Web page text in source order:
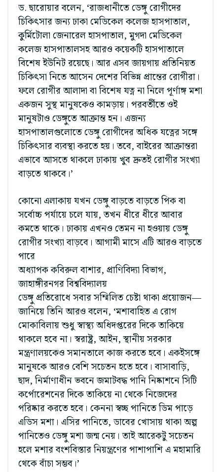
ড. ছারোয়ার বলেন, ‘রাজধানীতে ডেঙ্গু রোগীদের
চিকিৎসার জন্য ঢাকা মেডিকেল কলেজ হাসপাতাল,
কুর্মিটোলা জেনারেল হাসপাতাল, মুগদা মেডিকেল
কলেজ হাসপাতালসহ আরও কয়েকটি হাসপাতালে
বিশেষ ইউনিট রয়েছে। আর এসব জায়গায় প্রতিনিয়ত
চিকিৎসা নিতে আসেন দেশের বিভিন্ন প্রান্তের রোগীরা।
ফলে রোগীর আলাদা বা বিশেষ যত্ন না নিলে পূর্ণাঙ্গ মশা
একজন সুস্থ মানুষকেও কামড়ায়। পরবর্তীতে ওই
মানুষটাও ডেঙ্গুতে আক্রান্ত হন। এজন্য
হাসপাতালগুলোতে ডেঙ্গু রোগীদের অধিক যত্নের সঙ্গে
চিকিৎসার ব্যবস্থা করতে হয়। তবে, বাইরের আক্রান্তরা
এভাবে আসতে থাকলে ঢাকায় খুব দ্রুতই রোগীর সংখ্যা
বাড়তে থাকবে।’
কোনো এলাকায় যখন ডেঙ্গু বাড়তে বাড়তে পিক বা
সর্বোচ্চ পর্যায়ে চলে যায়, তখন ধীরে ধীরে আবার
কমতে থাকে। ঢাকায় এখনও তেমন না হওয়ায় ডেঙ্গু
রোগীর সংখ্যা বাড়বে। আগামী মাসে এটি আরও বাড়তে
পারে
অধ্যাপক কবিরুল বাশার, প্রাণিবিদ্যা বিভাগ,
জাহাঙ্গীরনগর বিশ্ববিদ্যালয়
ডেঙ্গু প্রতিরোধে সবার সম্মিলিত চেষ্টা থাকা প্রয়োজন—
জানিয়ে তিনি আরও বলেন, ‘মশাবাহিত এ রোগ
মোকাবিলায় শুধু স্বাস্থ্য অধিদপ্তরের দিকে তাকিয়ে
থাকলে হবে না। স্বরাষ্ট্র, আইন, স্থানীয় সরকার
মন্ত্রণালয়কেও সমানতালে কাজ করতে হবে। একইসঙ্গে
মানুষকে আরও বেশি সচেতন হতে হবে। বাসাবাড়ি,
ছাদ, নির্মাণাধীন ভবনে জমাটবদ্ধ পানি নিষ্কাশনে সিটি
কর্পোরেশনের দিকে তাকিয়ে না থেকে নিজেদের
পরিষ্কার করতে হবে। কেননা স্বচ্ছ পানিতে ডিম পাড়ে
এডিস মশা। এসির পানিতে, ডাবের খোসায় থাকা অল্প
পানিতেও ডেঙ্গু মশা জন্ম নেয়। তাই আরেকটু সচেতন
হলে মশার বংশবিস্তার নিয়ন্ত্রণের পাশাপাশি এ মহামারি
থেকে বাঁচা সম্ভব।’